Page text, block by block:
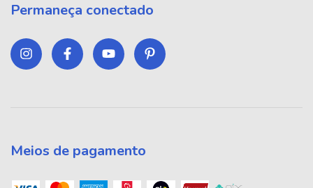
Permaneça conectado
Meios de pagamento